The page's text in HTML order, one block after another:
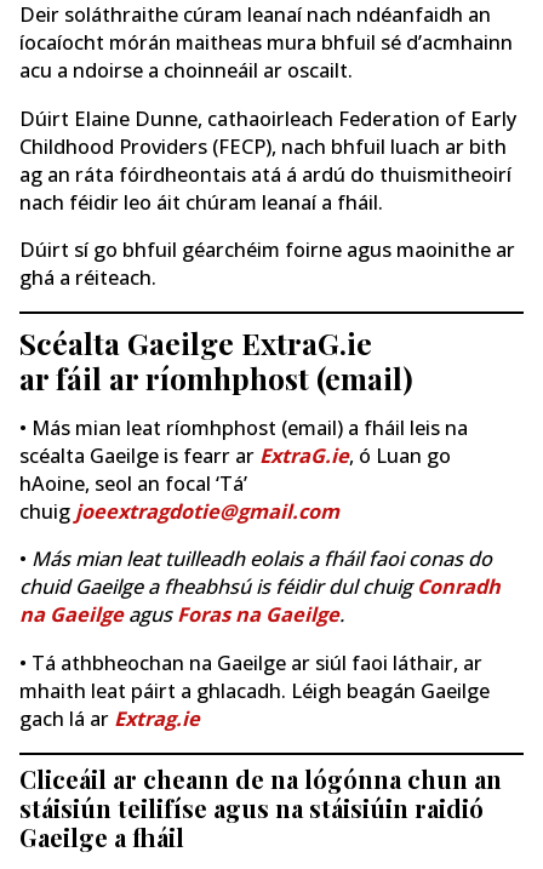
Deir soláthraithe cúram leanaí nach ndéanfaidh an
íocaíocht mórán maitheas mura bhfuil sé d’acmhainn
acu a ndoirse a choinneáil ar oscailt.
Dúirt Elaine Dunne, cathaoirleach Federation of Early
Childhood Providers (FECP), nach bhfuil luach ar bith
ag an ráta fóirdheontais atá á ardú do thuismitheoirí
nach féidir leo áit chúram leanaí a fháil.
Dúirt sí go bhfuil géarchéim foirne agus maoinithe ar
ghá a réiteach.
Scéalta Gaeilge ExtraG.ie
ar fáil ar ríomhphost (email)
• Más mian leat ríomhphost (email) a fháil leis na
scéalta Gaeilge is fearr ar ExtraG.ie, ó Luan go
hAoine, seol an focal ‘Tá’
chuig joeextragdotie@gmail.com
• Más mian leat tuilleadh eolais a fháil faoi conas do
chuid Gaeilge a fheabhsú is féidir dul chuigConradh
na GaeilgeagusForas na Gaeilge.
• Tá athbheochan na Gaeilge ar siúl faoi láthair, ar
mhaith leat páirt a ghlacadh. Léigh beagán Gaeilge
gach lá ar Extrag.ie
Cliceáil ar cheann de na lógónna chun an
stáisiún teilifíse agus na stáisiúin raidió
Gaeilge a fháil